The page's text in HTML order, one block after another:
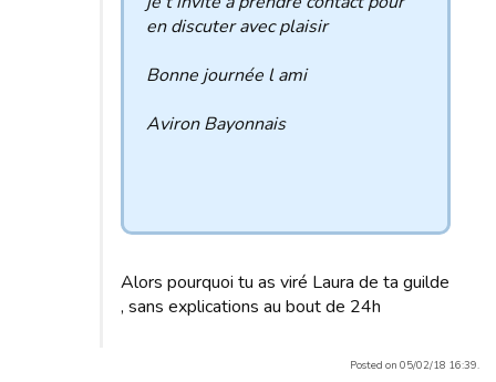
en discuter avec plaisir
Bonne journée l ami
Aviron Bayonnais
Alors pourquoi tu as viré Laura de ta guilde
, sans explications au bout de 24h
Posted on 05/02/18 16:39.